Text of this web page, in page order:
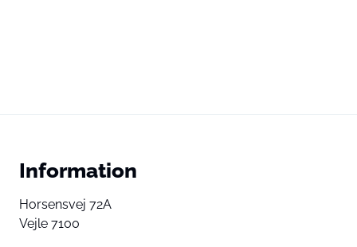
Information
Horsensvej 72A
Vejle 7100